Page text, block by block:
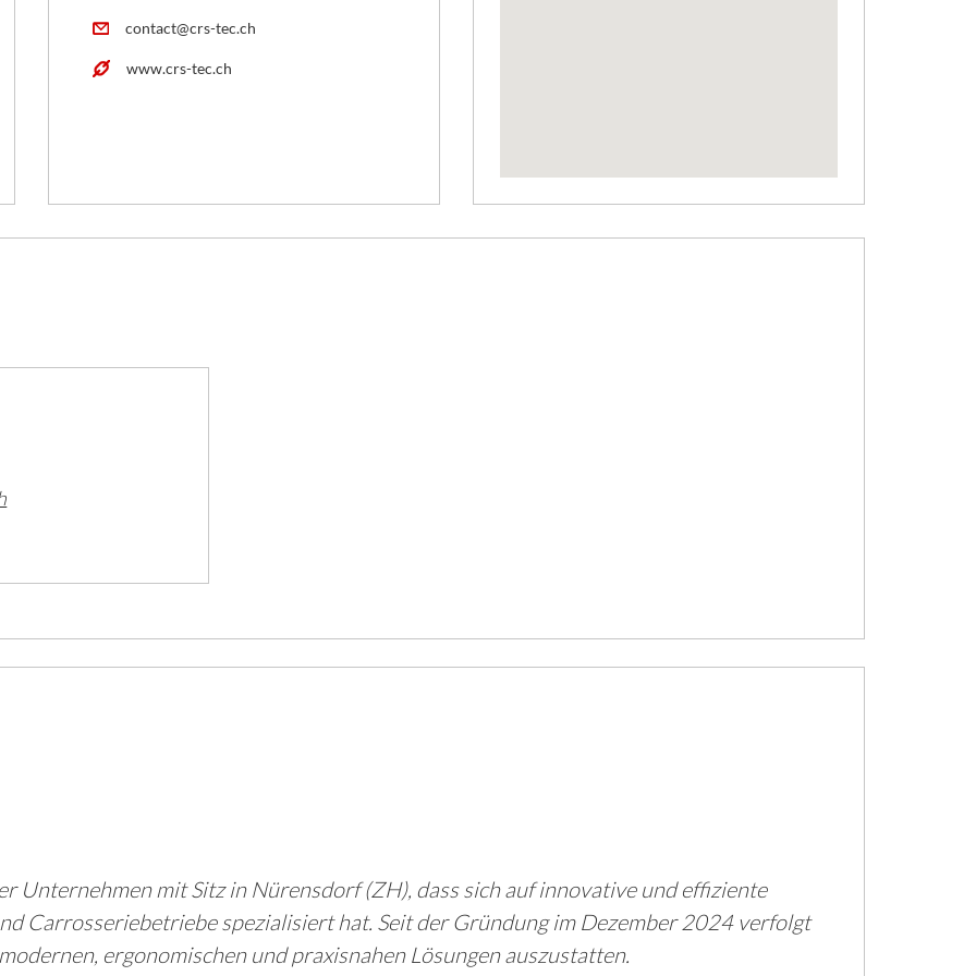
contact@crs-tec.ch
www.crs-tec.ch
Unternehmen mit Sitz in Nürensdorf (ZH), dass sich auf innovative und effiziente
Carrosseriebetriebe spezialisiert hat. Seit der Gründung im Dezember 2024 verfolgt
ergonomischen und praxisnahen Lösungen auszustatten.